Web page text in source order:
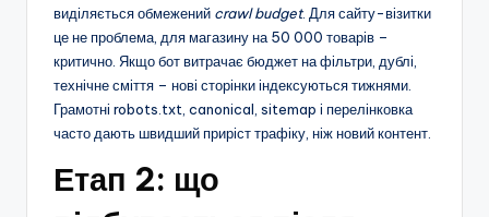
виділяється обмежений crawl budget. Для сайту-візитки
це не проблема, для магазину на 50 000 товарів –
критично. Якщо бот витрачає бюджет на фільтри, дублі,
технічне сміття – нові сторінки індексуються тижнями.
Грамотні robots.txt, canonical, sitemap і перелінковка
часто дають швидший приріст трафіку, ніж новий контент.
Етап 2: що